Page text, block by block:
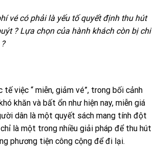
vé có phải là yếu tố quyết định thu hút
? Lựa chọn của hành khách còn bị chi
việc “ miễn, giảm vé”, trong bối cảnh
khăn và bất ổn như hiện nay, miễn giá
dân là một quyết sách mang tính đột
là một trong nhiều giải pháp để thu hút
phương tiện công cộng để đi lại.